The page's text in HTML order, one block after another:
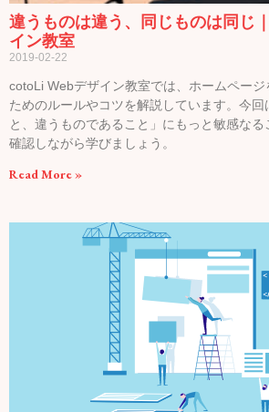
違うものは違う、同じものは同じ
イン教室
2019-02-22
cotoLi Webデザイン教室では、ホームペー
ためのルールやコツを解説しています。今回
と、違うものであること」にもっと敏感な
確認しながら学びましょう。
Read More »